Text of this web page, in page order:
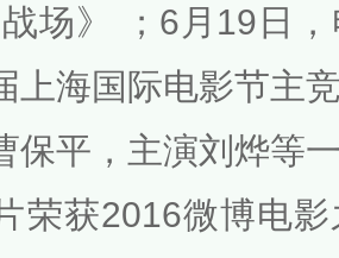
场》 ；6月19日
上海国际电影节主
保平，主演刘烨等
荣获2016微博电